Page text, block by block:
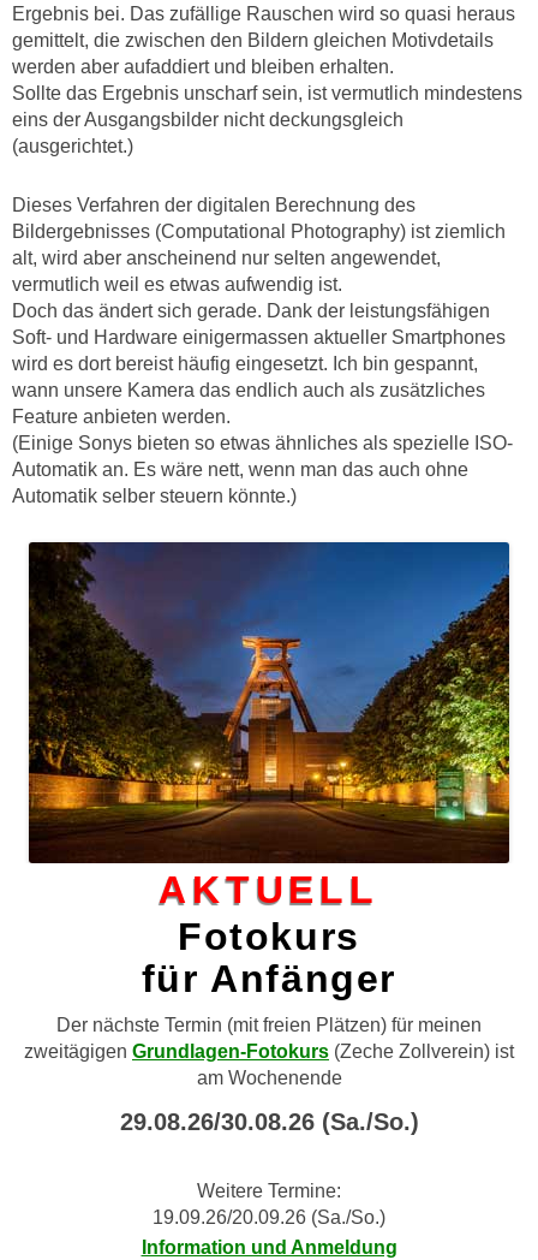
Ergebnis bei. Das zufällige Rauschen wird so quasi heraus
gemittelt, die zwischen den Bildern gleichen Motivdetails
werden aber aufaddiert und bleiben erhalten.
Sollte das Ergebnis unscharf sein, ist vermutlich mindestens
eins der Ausgangsbilder nicht deckungsgleich
(ausgerichtet.)
Dieses Verfahren der digitalen Berechnung des
Bildergebnisses (Computational Photography) ist ziemlich
alt, wird aber anscheinend nur selten angewendet,
vermutlich weil es etwas aufwendig ist.
Doch das ändert sich gerade. Dank der leistungsfähigen
Soft- und Hardware einigermassen aktueller Smartphones
wird es dort bereist häufig eingesetzt. Ich bin gespannt,
wann unsere Kamera das endlich auch als zusätzliches
Feature anbieten werden.
(Einige Sonys bieten so etwas ähnliches als spezielle ISO-
Automatik an. Es wäre nett, wenn man das auch ohne
Automatik selber steuern könnte.)
AKTUELL
Fotokurs
für Anfänger
Der nächste Termin (mit freien Plätzen) für meinen
zweitägigen Grundlagen-Fotokurs (Zeche Zollverein) ist
am Wochenende
29.08.26/30.08.26 (Sa./So.)
Weitere Termine:
19.09.26/20.09.26 (Sa./So.)
Information und Anmeldung